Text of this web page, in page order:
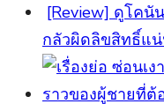
[Review] ดูโค
กลัวผิดลิขสิทธิ์แ